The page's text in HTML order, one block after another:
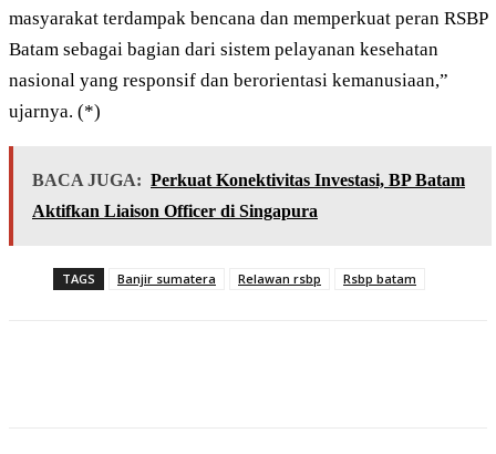
masyarakat terdampak bencana dan memperkuat peran RSBP
Batam sebagai bagian dari sistem pelayanan kesehatan
nasional yang responsif dan berorientasi kemanusiaan,”
ujarnya. (*)
BACA JUGA: Perkuat Konektivitas Investasi, BP Batam
Aktifkan Liaison Officer di Singapura
TAGS Banjir sumatera Relawan rsbp Rsbp batam